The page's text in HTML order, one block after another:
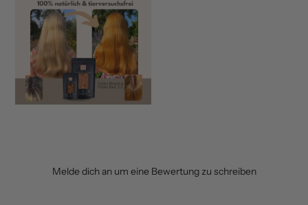
Melde dich an um eine Bewertung zu schreiben